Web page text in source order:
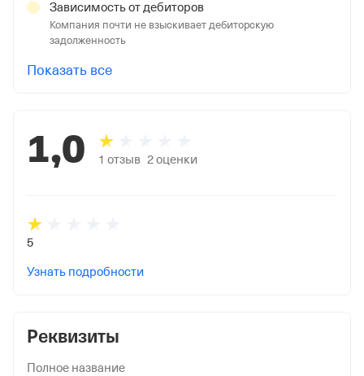
Реквизиты
Полное название
Зависимость от дебиторов
Компания почти не взыскивает дебиторскую
задолженность
Показать все
1,0 1 отзыв 2оценки
5
Узнать подробности